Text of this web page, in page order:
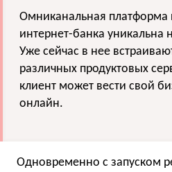
Омниканальная платформа
интернет-банка уникальна
Уже сейчас в нее
различных продуктовых
клиент может вести свой
онлайн.
Одновременно с запуском